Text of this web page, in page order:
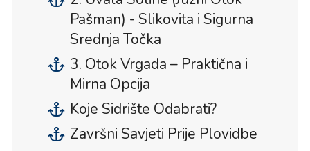
Pašman) - Slikovita i Sigurna
Srednja Točka
3. Otok Vrgada – Praktična i
Mirna Opcija
Koje Sidrište Odabrati?
Završni Savjeti Prije Plovidbe